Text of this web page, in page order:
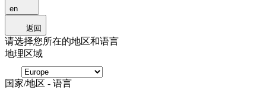
en
返回
请选择您所在的地区和语言
地理区域
国家/地区 - 语言